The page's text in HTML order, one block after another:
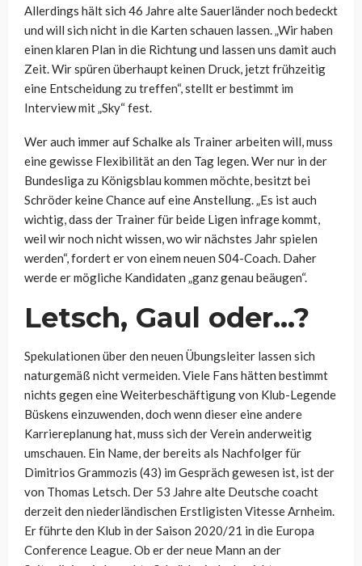
Allerdings hält sich 46 Jahre alte Sauerländer noch bedeckt
und will sich nicht in die Karten schauen lassen. „Wir haben
einen klaren Plan in die Richtung und lassen uns damit auch
Zeit. Wir spüren überhaupt keinen Druck, jetzt frühzeitig
eine Entscheidung zu treffen“, stellt er bestimmt im
Interview mit „Sky“ fest.
Wer auch immer auf Schalke als Trainer arbeiten will, muss
eine gewisse Flexibilität an den Tag legen. Wer nur in der
Bundesliga zu Königsblau kommen möchte, besitzt bei
Schröder keine Chance auf eine Anstellung. „Es ist auch
wichtig, dass der Trainer für beide Ligen infrage kommt,
weil wir noch nicht wissen, wo wir nächstes Jahr spielen
werden“, fordert er von einem neuen S04-Coach. Daher
werde er mögliche Kandidaten „ganz genau beäugen“.
Letsch, Gaul oder…?
Spekulationen über den neuen Übungsleiter lassen sich
naturgemäß nicht vermeiden. Viele Fans hätten bestimmt
nichts gegen eine Weiterbeschäftigung von Klub-Legende
Büskens einzuwenden, doch wenn dieser eine andere
Karriereplanung hat, muss sich der Verein anderweitig
umschauen. Ein Name, der bereits als Nachfolger für
Dimitrios Grammozis (43) im Gespräch gewesen ist, ist der
von Thomas Letsch. Der 53 Jahre alte Deutsche coacht
derzeit den niederländischen Erstligisten Vitesse Arnheim.
Er führte den Klub in der Saison 2020/21 in die Europa
Conference League. Ob er der neue Mann an der